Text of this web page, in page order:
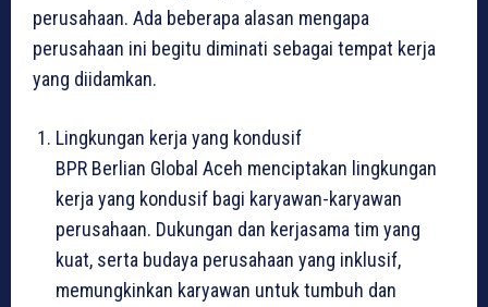
perusahaan. Ada beberapa alasan mengapa
perusahaan ini begitu diminati sebagai tempat kerja
yang diidamkan.
Lingkungan kerja yang kondusif
BPR Berlian Global Aceh menciptakan lingkungan
kerja yang kondusif bagi karyawan-karyawan
perusahaan. Dukungan dan kerjasama tim yang
kuat, serta budaya perusahaan yang inklusif,
memungkinkan karyawan untuk tumbuh dan